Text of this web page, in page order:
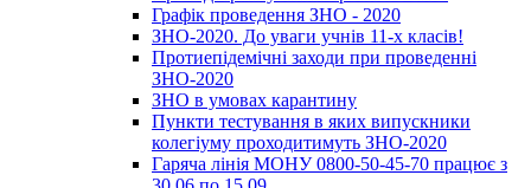
Графік проведення ЗНО - 2020
ЗНО-2020. До уваги учнів 11-х класів!
Протиепідемічні заходи при проведенні
ЗНО-2020
ЗНО в умовах карантину
Пункти тестування в яких випускники
колегіуму проходитимуть ЗНО-2020
Гаряча лінія МОНУ 0800-50-45-70 працює з